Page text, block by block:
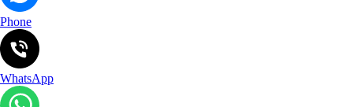
Phone
WhatsApp